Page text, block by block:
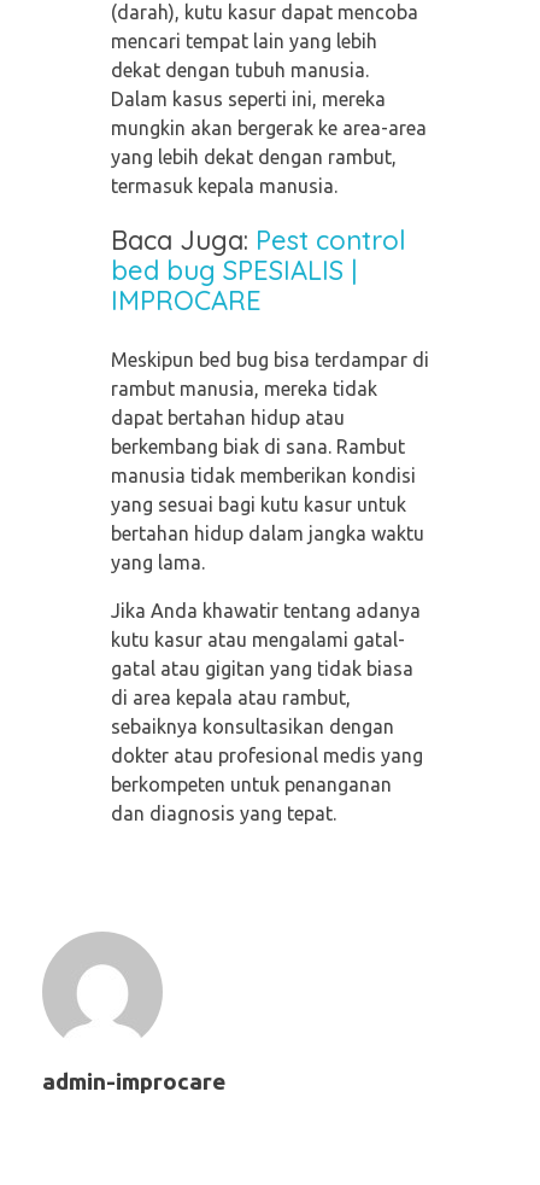
(darah), kutu kasur dapat mencoba
mencari tempat lain yang lebih
dekat dengan tubuh manusia.
Dalam kasus seperti ini, mereka
mungkin akan bergerak ke area-area
yang lebih dekat dengan rambut,
termasuk kepala manusia.
Baca Juga: Pest control
bed bug SPESIALIS |
IMPROCARE
Meskipun bed bug bisa terdampar di
rambut manusia, mereka tidak
dapat bertahan hidup atau
berkembang biak di sana. Rambut
manusia tidak memberikan kondisi
yang sesuai bagi kutu kasur untuk
bertahan hidup dalam jangka waktu
yang lama.
Jika Anda khawatir tentang adanya
kutu kasur atau mengalami gatal-
gatal atau gigitan yang tidak biasa
di area kepala atau rambut,
sebaiknya konsultasikan dengan
dokter atau profesional medis yang
berkompeten untuk penanganan
dan diagnosis yang tepat.
admin-improcare